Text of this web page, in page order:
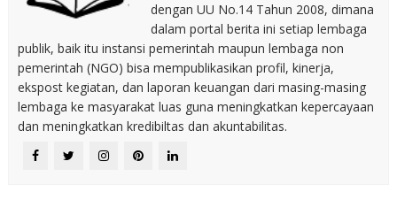
dengan UU No.14 Tahun 2008, dimana
dalam portal berita ini setiap lembaga
publik, baik itu instansi pemerintah maupun lembaga non
pemerintah (NGO) bisa mempublikasikan profil, kinerja,
ekspost kegiatan, dan laporan keuangan dari masing-masing
lembaga ke masyarakat luas guna meningkatkan kepercayaan
dan meningkatkan kredibiltas dan akuntabilitas.